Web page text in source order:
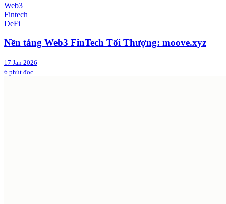
Web3
Fintech
DeFi
Nền tảng Web3 FinTech Tối Thượng: moove.xyz
17 Jan 2026
6 phút đọc